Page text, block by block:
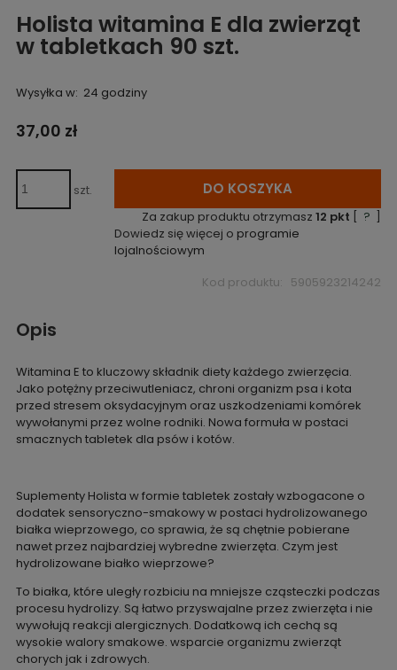
Holista witamina E dla zwierząt
w tabletkach 90 szt.
Wysyłka w: 24 godziny
37,00 zł
szt. DO KOSZYKA
Za zakup produktu otrzymasz12 pkt [ ? ]
Dowiedz się więcej o programie
lojalnościowym
Kod produktu: 5905923214242
Opis
Witamina E to kluczowy składnik diety każdego zwierzęcia.
Jako potężny przeciwutleniacz, chroni organizm psa i kota
przed stresem oksydacyjnym oraz uszkodzeniami komórek
wywołanymi przez wolne rodniki. Nowa formuła w postaci
smacznych tabletek dla psów i kotów.
Suplementy Holista w formie tabletek zostały wzbogacone o
dodatek sensoryczno-smakowy w postaci hydrolizowanego
białka wieprzowego, co sprawia, że są chętnie pobierane
nawet przez najbardziej wybredne zwierzęta. Czym jest
hydrolizowane białko wieprzowe?
To białka, które uległy rozbiciu na mniejsze cząsteczki podczas
procesu hydrolizy. Są łatwo przyswajalne przez zwierzęta i nie
wywołują reakcji alergicznych. Dodatkową ich cechą są
wysokie walory smakowe. wsparcie organizmu zwierząt
chorych jak i zdrowych.